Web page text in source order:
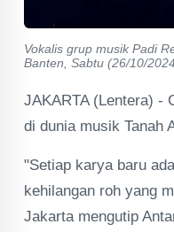
Vokalis grup musik Padi
Banten, Sabtu (26/10/
JAKARTA (Lentera) -
di dunia musik Tanah
"Setiap karya baru
kehilangan roh yang
Jakarta mengutip